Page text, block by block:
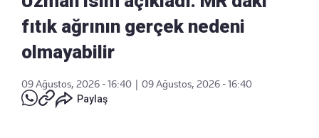
fıtık ağrının gerçek nedeni
olmayabilir
09 Ağustos, 2026 - 16:40
09 Ağustos, 2026 - 16:40
Paylaş